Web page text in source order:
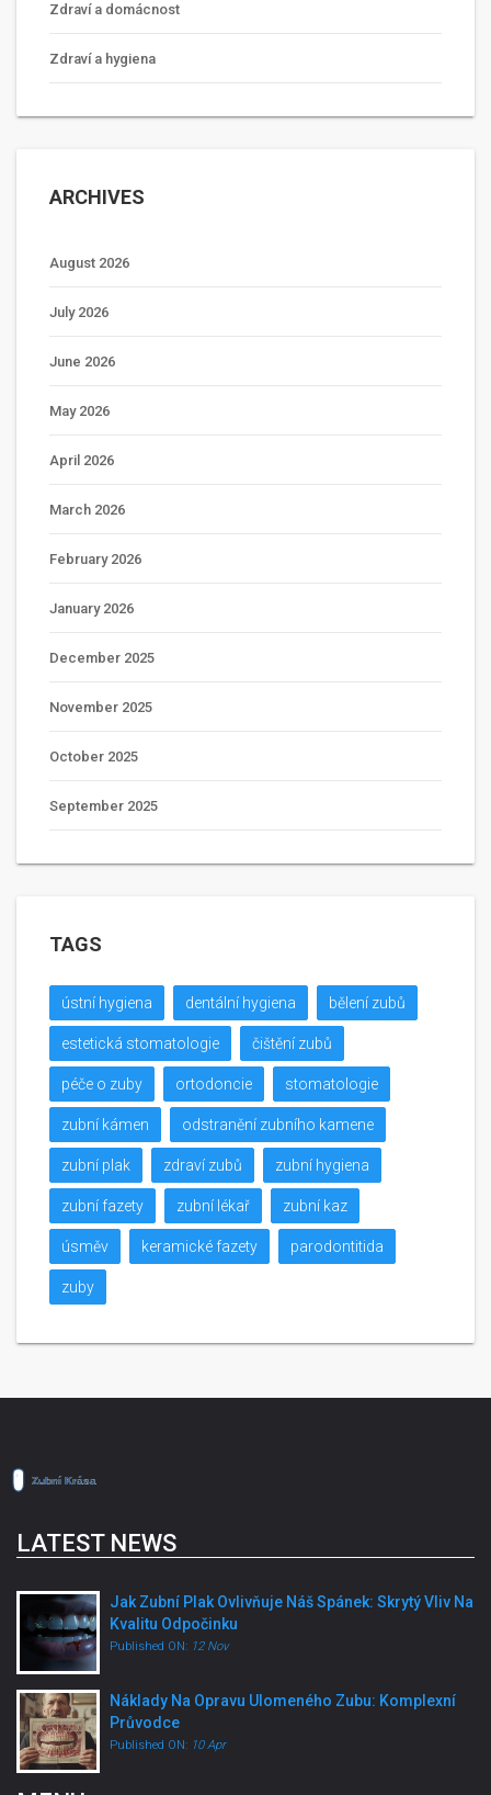
Zdraví a domácnost
Zdraví a hygiena
ARCHIVES
August 2026
July 2026
June 2026
May 2026
April 2026
March 2026
February 2026
January 2026
December 2025
November 2025
October 2025
September 2025
TAGS
ústní hygiena dentální hygiena bělení zubů
estetická stomatologie čištění zubů
péče o zuby ortodoncie stomatologie
zubní kámen odstranění zubního kamene
zubní plak zdraví zubů zubní hygiena
zubní fazety zubní lékař zubní kaz
úsměv keramické fazety parodontitida
zuby
LATEST NEWS
Jak Zubní Plak Ovlivňuje Náš Spánek: Skrytý Vliv Na
Kvalitu Odpočinku
Published ON: 12 Nov
Náklady Na Opravu Ulomeného Zubu: Komplexní
Průvodce
Published ON: 10 Apr